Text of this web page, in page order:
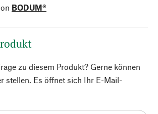
BODUM®
zu diesem Produkt? Gerne können
stellen. Es öffnet sich Ihr E-Mail-